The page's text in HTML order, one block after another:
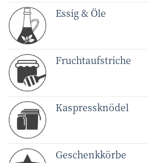
Essig & Öle
Fruchtaufstriche
Kaspressknödel
Geschenkkörbe